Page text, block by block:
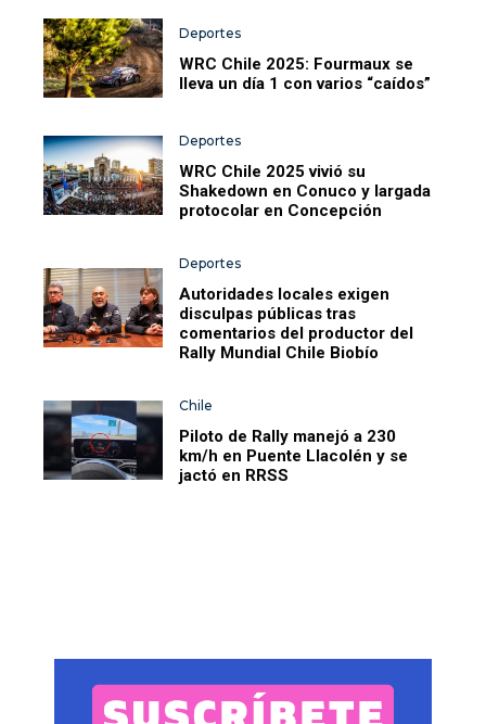
Deportes
WRC Chile 2025: Fourmaux se
lleva un día 1 con varios “caídos”
Deportes
WRC Chile 2025 vivió su
Shakedown en Conuco y largada
protocolar en Concepción
Deportes
Autoridades locales exigen
disculpas públicas tras
comentarios del productor del
Rally Mundial Chile Biobío
Chile
Piloto de Rally manejó a 230
km/h en Puente Llacolén y se
jactó en RRSS